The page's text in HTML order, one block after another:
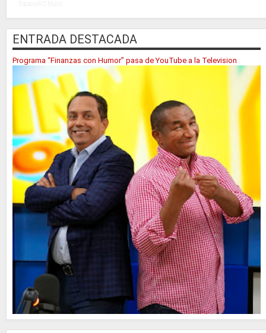
EspacioRD Music
ENTRADA DESTACADA
Programa “Finanzas con Humor” pasa de YouTube a la Television